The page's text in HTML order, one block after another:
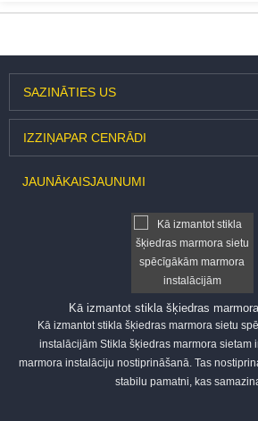
SAZINĀTIES US
IZZIŅAPAR CENRĀDI
JAUNĀKAISJAUNUMI
Kā izmantot stikla šķiedras
Kā izmantot stikla šķiedras marmora sietu
instalācijām Stikla šķiedras marmora sietam
marmora instalāciju nostiprināšanā. Tas
stabilu pamatni, kas